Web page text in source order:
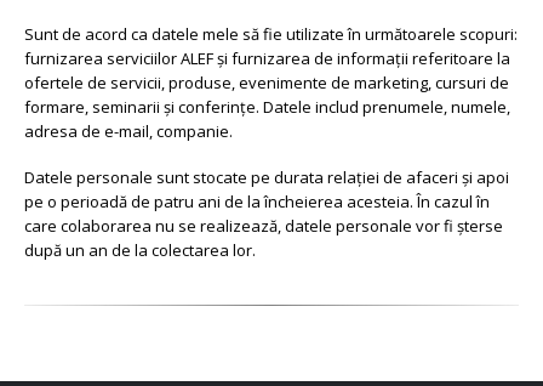
Sunt de acord ca datele mele să fie utilizate în următoarele scopuri:
furnizarea serviciilor ALEF și furnizarea de informații referitoare la
ofertele de servicii, produse, evenimente de marketing, cursuri de
formare, seminarii și conferințe. Datele includ prenumele, numele,
adresa de e-mail, companie.
Datele personale sunt stocate pe durata relației de afaceri și apoi
pe o perioadă de patru ani de la încheierea acesteia. În cazul în
care colaborarea nu se realizează, datele personale vor fi șterse
după un an de la colectarea lor.